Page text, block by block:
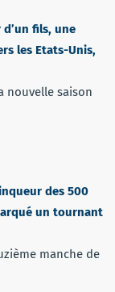
fils, une
les Etats-Unis,
nouvelle saison
des 500
un tournant
manche de